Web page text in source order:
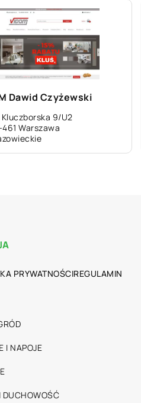
Dawid Czyżewski
9/U2
461 Warszawa
PRYWATNOŚCIREGULAMIN
I NAPOJE
DUCHOWOŚĆ